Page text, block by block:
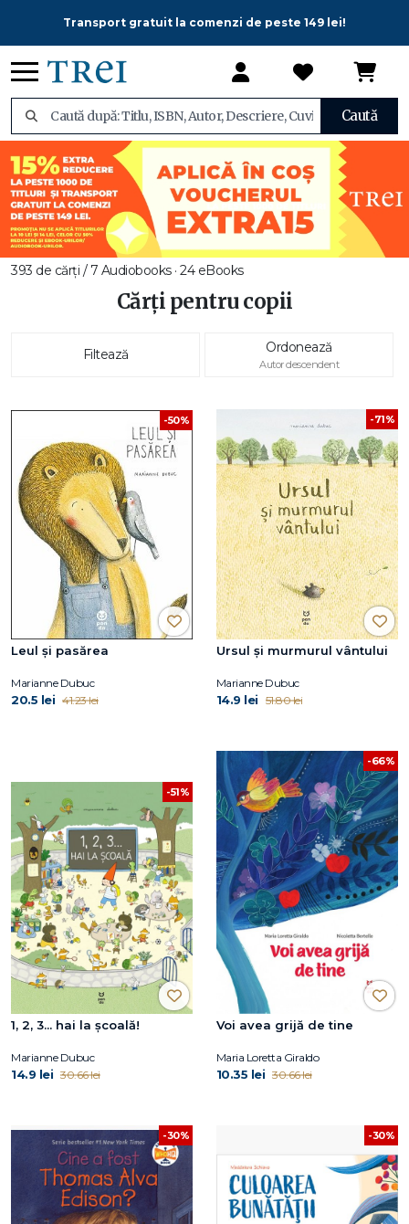
Transport gratuit la comenzi de peste 149 lei!
Caută
393 de cărți / 7 Audiobooks · 24 eBooks
Cărți pentru copii
Filtează Ordonează
Autor descendent
-50%
Leul și pasărea
Marianne Dubuc
20.5 lei 41.23 lei
-71%
Ursul și murmurul vântului
Marianne Dubuc
14.9 lei 51.80 lei
-51%
1, 2, 3... hai la școală!
Marianne Dubuc
14.9 lei 30.66 lei
-66%
Voi avea grijă de tine
Maria Loretta Giraldo
10.35 lei 30.66 lei
-30% -30%